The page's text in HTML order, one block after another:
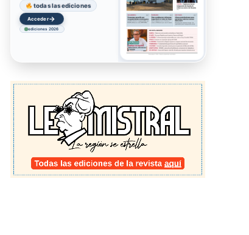
todas las ediciones
Acceder→
ediciones 2026